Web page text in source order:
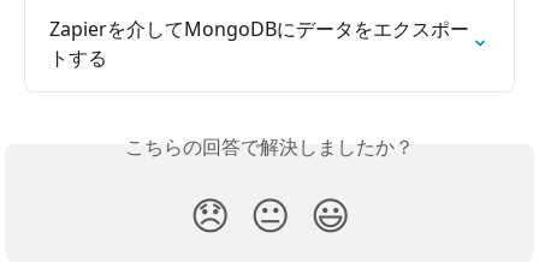
Zapierを介してMongoDBにデータをエクスポー
トする
こちらの回答で解決しましたか？
😞 😐 😃